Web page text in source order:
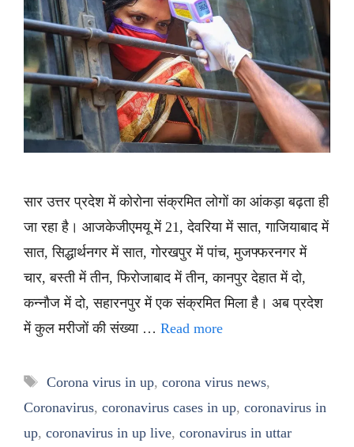
सार उत्तर प्रदेश में कोरोना संक्रमित लोगों का आंकड़ा बढ़ता ही
जा रहा है। आजकेजीएमयू में 21, देवरिया में सात, गाजियाबाद में
सात, सिद्धार्थनगर में सात, गोरखपुर में पांच, मुजफ्फरनगर में
चार, बस्ती में तीन, फिरोजाबाद में तीन, कानपुर देहात में दो,
कन्नौज में दो, सहारनपुर में एक संक्रमित मिला है। अब प्रदेश
में कुल मरीजों की संख्या … Read more
Tags
Corona virus in up, corona virus news,
Coronavirus, coronavirus cases in up, coronavirus in
up, coronavirus in up live, coronavirus in uttar